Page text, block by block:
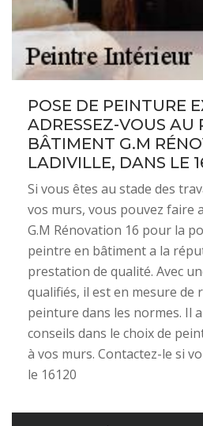
POSE DE PEINTURE
ADRESSEZ-VOUS AU
BÂTIMENT G.M
LADIVILLE, DANS LE
Si vous êtes au stade des
vos murs, vous pouvez faire
G.M Rénovation 16 pour la
peintre en bâtiment a la
prestation de qualité. Avec
qualifiés, il est en mesure de
peinture dans les normes. Il
conseils dans le choix de
à vos murs. Contactez-le si
le 16120